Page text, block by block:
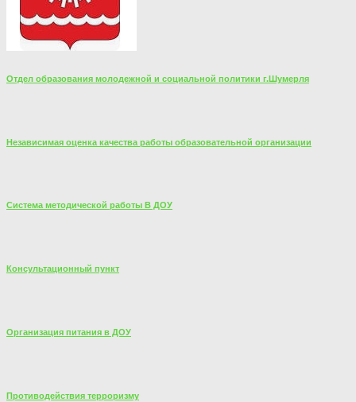
Отдел образования молодежной и социальной политики г.Шумерля
Независимая оценка качества работы образовательной организации
Система методической работы В ДОУ
Консультационный пункт
Организация питания в ДОУ
Противодействия терроризму